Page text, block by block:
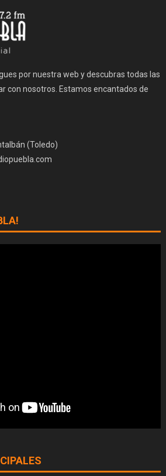
por nuestra web y descubras todas las
con nosotros. Estamos encantados de
(Toledo)